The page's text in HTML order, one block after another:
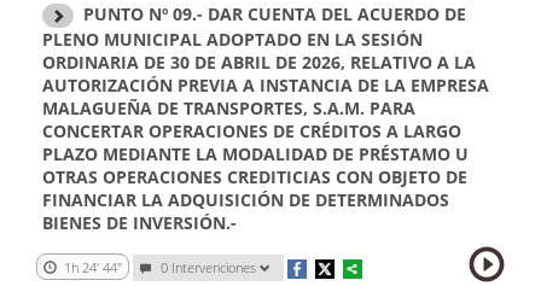
PUNTO Nº 09.- DAR CUENTA DEL ACUERDO DE
PLENO MUNICIPAL ADOPTADO EN LA SESIÓN
ORDINARIA DE 30 DE ABRIL DE 2026, RELATIVO A LA
AUTORIZACIÓN PREVIA A INSTANCIA DE LA EMPRESA
MALAGUEÑA DE TRANSPORTES, S.A.M. PARA
CONCERTAR OPERACIONES DE CRÉDITOS A LARGO
PLAZO MEDIANTE LA MODALIDAD DE PRÉSTAMO U
OTRAS OPERACIONES CREDITICIAS CON OBJETO DE
FINANCIAR LA ADQUISICIÓN DE DETERMINADOS
BIENES DE INVERSIÓN.-
1h 24' 44'' 0 Intervenciones